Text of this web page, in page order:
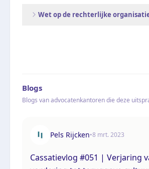
Wet op de rechterlijke
Blogs
Blogs van advocatenkantoren die deze
Pels Rijcken•8 mrt. 2023
Cassatievlog #051 | Verjaring